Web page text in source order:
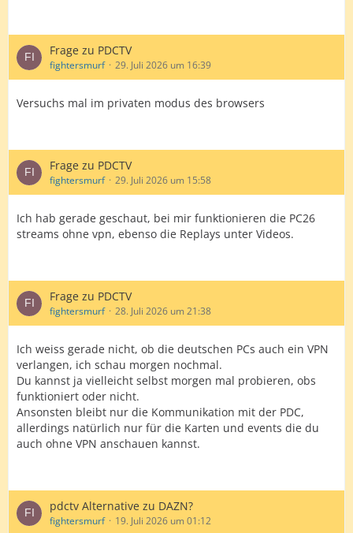
Frage zu PDCTV
fightersmurf 29. Juli 2026 um 16:39
Versuchs mal im privaten modus des browsers
Frage zu PDCTV
fightersmurf 29. Juli 2026 um 15:58
Ich hab gerade geschaut, bei mir funktionieren die PC26
streams ohne vpn, ebenso die Replays unter Videos.
Frage zu PDCTV
fightersmurf 28. Juli 2026 um 21:38
Ich weiss gerade nicht, ob die deutschen PCs auch ein VPN
verlangen, ich schau morgen nochmal.
Du kannst ja vielleicht selbst morgen mal probieren, obs
funktioniert oder nicht.
Ansonsten bleibt nur die Kommunikation mit der PDC,
allerdings natürlich nur für die Karten und events die du
auch ohne VPN anschauen kannst.
pdctv Alternative zu DAZN?
fightersmurf 19. Juli 2026 um 01:12